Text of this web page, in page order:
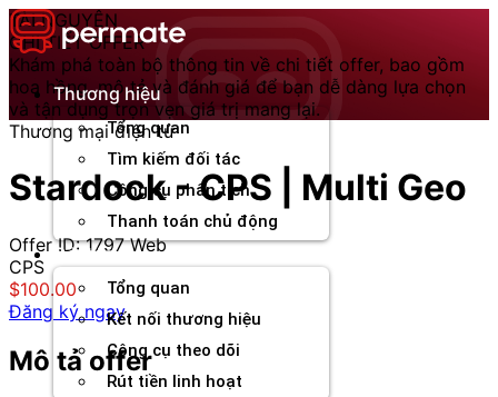
Chuyển
đến
nội
dungThương hiệu
Tổng quan
Tìm kiếm đối tác
Công cụ phân tích
Thanh toán chủ động
Đối tác
Tổng quan
Kết nối thương hiệu
Công cụ theo dõi
Rút tiền linh hoạt
TÀI NGUYÊN
CHI TIẾT OFFER
Khám phá toàn bộ thông tin về chi tiết offer, bao gồm
hoa hồng, mô tả và đánh giá để bạn dễ dàng lựa chọn
và tận dụng trọn vẹn giá trị mang lại.
Thương mại điện tử
Stardock - CPS | Multi Geo
Offer ID: 1797 Web
CPS
$100.00
Đăng ký ngay
Mô tả offer